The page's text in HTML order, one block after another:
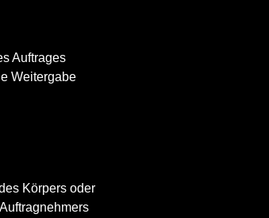
Auftrages
Weitergabe
Körpers oder